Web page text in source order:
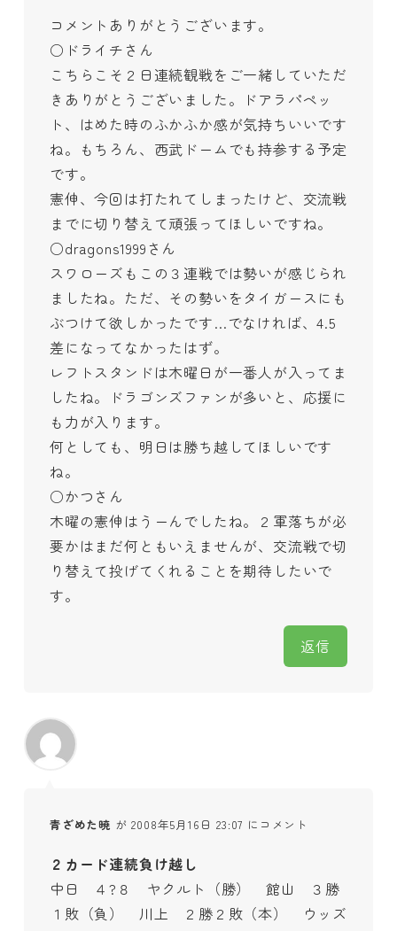
コメントありがとうございます。
○ドライチさん
こちらこそ２日連続観戦をご一緒していただ
きありがとうございました。ドアラパペッ
ト、はめた時のふかふか感が気持ちいいです
ね。もちろん、西武ドームでも持参する予定
です。
憲伸、今回は打たれてしまったけど、交流戦
までに切り替えて頑張ってほしいですね。
○dragons1999さん
スワローズもこの３連戦では勢いが感じられ
ましたね。ただ、その勢いをタイガースにも
ぶつけて欲しかったです…でなければ、4.5
差になってなかったはず。
レフトスタンドは木曜日が一番人が入ってま
したね。ドラゴンズファンが多いと、応援に
も力が入ります。
何としても、明日は勝ち越してほしいです
ね。
○かつさん
木曜の憲伸はうーんでしたね。２軍落ちが必
要かはまだ何ともいえませんが、交流戦で切
り替えて投げてくれることを期待したいで
す。
返信
青ざめた暁 が 2008年5月16日 23:07 にコメント
２カード連続負け越し
中日 ４?８ ヤクルト（勝） 館山 ３勝
１敗（負） 川上 ２勝２敗（本） ウッズ